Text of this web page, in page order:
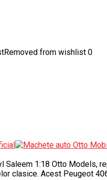
Removed from wishlist 0
Saleem 1:18 Otto Models,
clasice. Acest Peugeot